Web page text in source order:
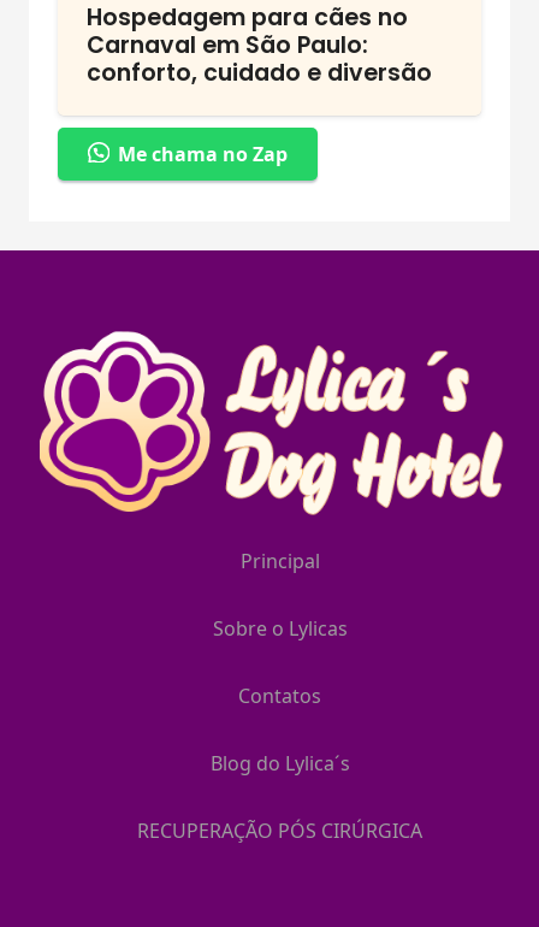
Hospedagem para cães no
Carnaval em São Paulo:
conforto, cuidado e diversão
Me chama no Zap
Principal
Sobre o Lylicas
Contatos
Blog do Lylica´s
RECUPERAÇÃO PÓS CIRÚRGICA